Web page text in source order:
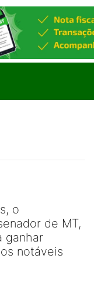
o
de MT,
ganhar
notáveis